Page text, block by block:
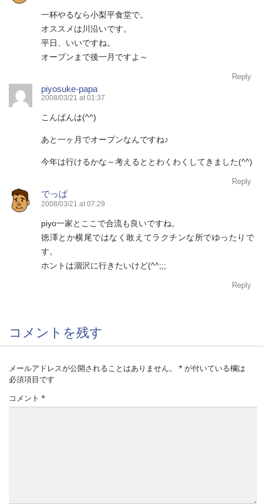
一杯やるなら小梨平食堂で。
オススメは川沿いです。
平日、いいですね。
オープンまで後一月ですよ～
Reply
piyosuke-papa
2008/03/21 at 01:37
こんばんは(^^)
あと一ヶ月でオープンなんですね♪
今年は行けるかな～考えるととわくわくしてきました(^^)
Reply
でっぱ
2008/03/21 at 07:29
piyo一家とここで合流も良いですね。
徳澤とか横尾ではなく敢えてラクチンな所でゆったりで
す。
ホントは涸沢に行きたいけど(^^;;;
Reply
コメントを残す
メールアドレスが公開されることはありません。 *が付いている欄は
必須項目です
コメント *